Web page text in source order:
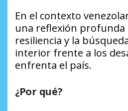
En el contexto
una reflexión profunda
resiliencia y la
interior frente a los
enfrenta el país.
¿Por qué?